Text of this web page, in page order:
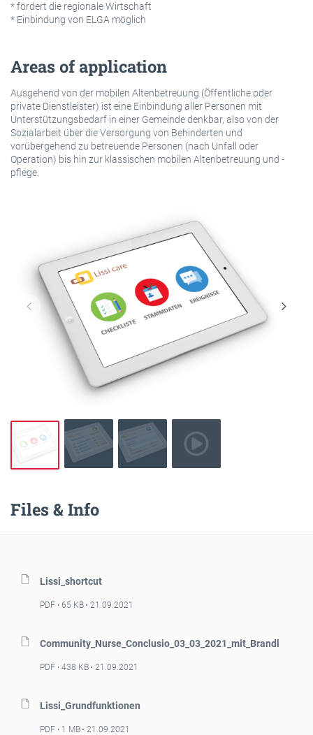
* fördert die regionale Wirtschaft
* Einbindung von ELGA möglich
Areas of application
Ausgehend von der mobilen Altenbetreuung (Öffentliche oder
private Dienstleister) ist eine Einbindung aller Personen mit
Unterstützungsbedarf in einer Gemeinde denkbar, also von der
Sozialarbeit über die Versorgung von Behinderten und
vorübergehend zu betreuende Personen (nach Unfall oder
Operation) bis hin zur klassischen mobilen Altenbetreuung und -
pflege.
Files & Info
Lissi_shortcut
PDF 65 KB 21.09.2021
Community_Nurse_Conclusio_03_03_2021_mit_Brandl
PDF 438 KB 21.09.2021
Lissi_Grundfunktionen
PDF 1 MB 21.09.2021